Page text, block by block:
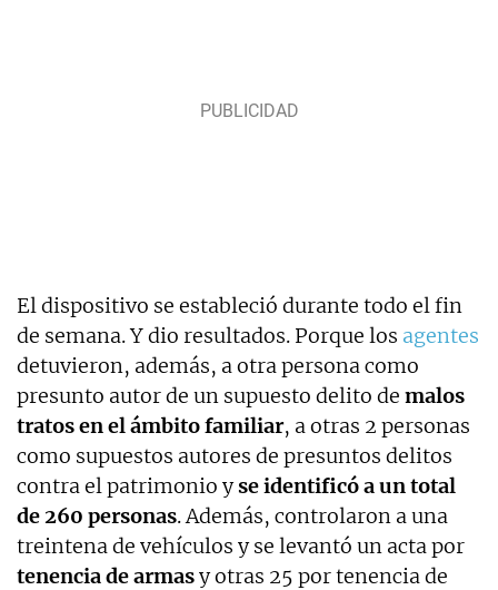
El dispositivo se estableció durante todo el fin
de semana. Y dio resultados. Porque los agentes
detuvieron, además, a otra persona como
presunto autor de un supuesto delito de malos
tratos en el ámbito familiar, a otras 2 personas
como supuestos autores de presuntos delitos
contra el patrimonio yse identificó a un total
de 260 personas. Además, controlaron a una
treintena de vehículos y se levantó un acta por
tenencia de armasy otras 25 por tenencia de